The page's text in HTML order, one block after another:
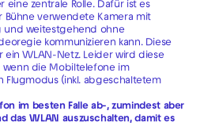
zentrale Rolle. Dafür ist es
Bühne verwendete Kamera mit
und weitestgehend ohne
kommunizieren kann. Diese
WLAN-Netz. Leider wird diese
die Mobiltelefone im
Flugmodus (inkl. abgeschaltetem
im besten Falle ab-, zumindest aber
das WLAN auszuschalten, damit es